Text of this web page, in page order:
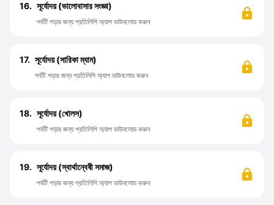
16. সূর্যোদয় (ভালোবাসার সংজ্ঞা)
পর্বটি পড়ার জন্য প্রতিলিপি অ্যাপ ডাউনলোড করুন
17. সূর্যোদয় (সারিকা ম্যাম)
পর্বটি পড়ার জন্য প্রতিলিপি অ্যাপ ডাউনলোড করুন
18. সূর্যোদয় (খোলস)
পর্বটি পড়ার জন্য প্রতিলিপি অ্যাপ ডাউনলোড করুন
19. সূর্যোদয় (স্বার্থান্বেষী সমাজ)
পর্বটি পড়ার জন্য প্রতিলিপি অ্যাপ ডাউনলোড করুন